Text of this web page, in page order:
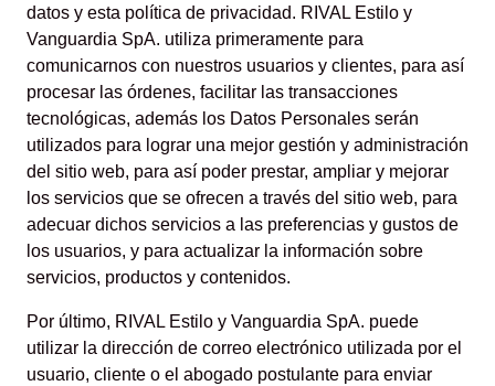
datos y esta política de privacidad. RIVAL Estilo y
Vanguardia SpA. utiliza primeramente para
comunicarnos con nuestros usuarios y clientes, para así
procesar las órdenes, facilitar las transacciones
tecnológicas, además los Datos Personales serán
utilizados para lograr una mejor gestión y administración
del sitio web, para así poder prestar, ampliar y mejorar
los servicios que se ofrecen a través del sitio web, para
adecuar dichos servicios a las preferencias y gustos de
los usuarios, y para actualizar la información sobre
servicios, productos y contenidos.
Por último, RIVAL Estilo y Vanguardia SpA. puede
utilizar la dirección de correo electrónico utilizada por el
usuario, cliente o el abogado postulante para enviar